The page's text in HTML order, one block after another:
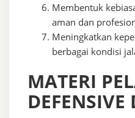
Membentuk
aman dan
Meningkatkan
berbagai kondisi
MATERI